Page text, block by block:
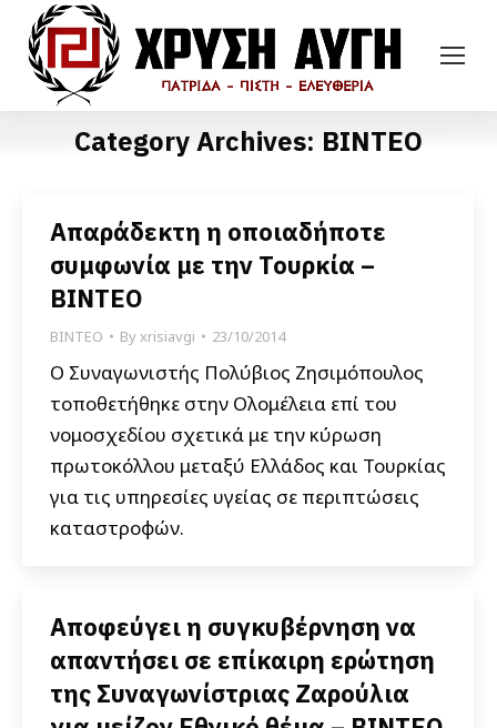
Category Archives: ΒΙΝΤΕΟ
Απαράδεκτη η οποιαδήποτε
συμφωνία με την Τουρκία –
ΒΙΝΤΕΟ
ΒΙΝΤΕΟ Byxrisiavgi 23/10/2014
Ο Συναγωνιστής Πολύβιος Ζησιμόπουλος
τοποθετήθηκε στην Ολομέλεια επί του
νομοσχεδίου σχετικά με την κύρωση
πρωτοκόλλου μεταξύ Ελλάδος και Τουρκίας
για τις υπηρεσίες υγείας σε περιπτώσεις
καταστροφών.
Αποφεύγει η συγκυβέρνηση να
απαντήσει σε επίκαιρη ερώτηση
της Συναγωνίστριας Ζαρούλια